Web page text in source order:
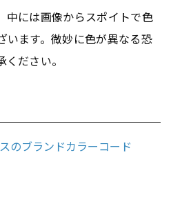
中には画像からスポイトで色
います。微妙に色が異なる恐
ださい。
のブランドカラーコード